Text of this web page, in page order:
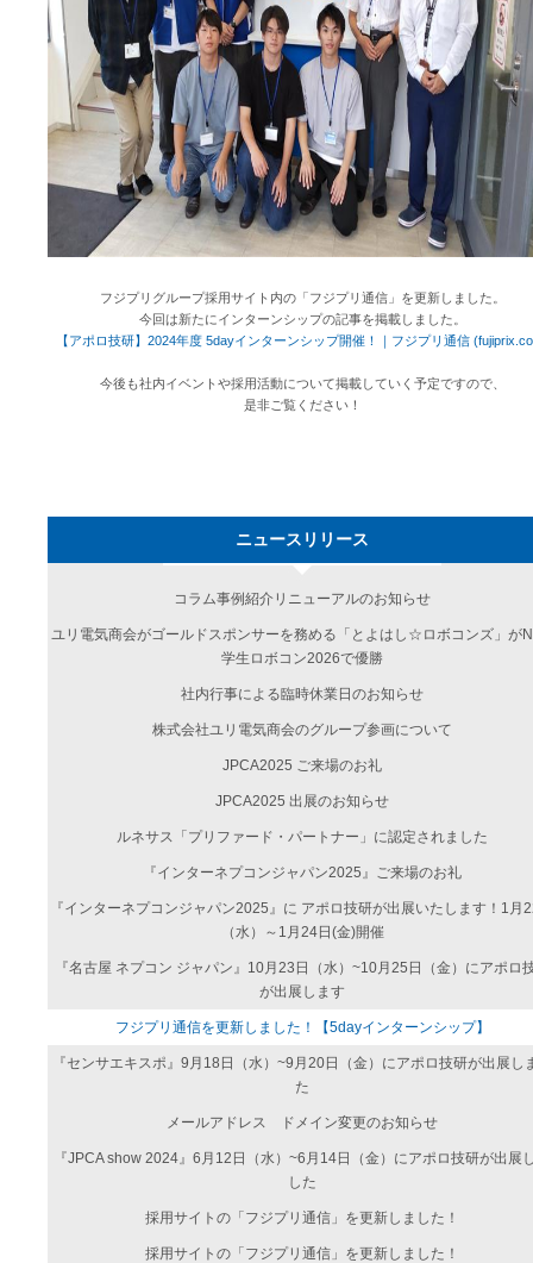
フジプリグループ採用サイト内の「フジプリ通信」を更新しました。
今回は新たにインターンシップの記事を掲載しました。
【アポロ技研】2024年度 5dayインターンシップ開催！｜フジプリ通信
今後も社内イベントや採用活動について掲載していく予定ですので、
是非ご覧ください！
ニュースリリース
コラム事例紹介リニューアルのお知らせ
ユリ電気商会がゴールドスポンサーを務める「とよはし☆ロボコンズ」が
学生ロボコン2026で優勝
社内行事による臨時休業日のお知らせ
株式会社ユリ電気商会のグループ参画について
JPCA2025 ご来場のお礼
JPCA2025 出展のお知らせ
ルネサス「プリファード・パートナー」に認定されました
『インターネプコンジャパン2025』ご来場のお礼
『インターネプコンジャパン2025』に アポロ技研が出展いたします！1月
（水）～1月24日(金)開催
『名古屋 ネプコン ジャパン』10月23日（水）~10月25日（金）にアポロ
が出展します
フジプリ通信を更新しました！【5dayインターンシップ】
『センサエキスポ』9月18日（水）~9月20日（金）にアポロ技研が出展し
た
メールアドレス ドメイン変更のお知らせ
『JPCA show 2024』6月12日（水）~6月14日（金）にアポロ技研が出展
した
採用サイトの「フジプリ通信」を更新しました！
採用サイトの「フジプリ通信」を更新しました！